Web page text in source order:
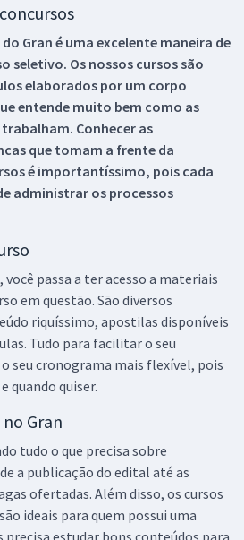
Gran é uma excelente maneira de
seletivo. Os nossos cursos são
elaborados por um corpo
entende muito bem como as
Conhecer as
que tomam a frente da
é importantíssimo, pois cada
administrar os processos
passa a ter acesso a materiais
em questão. São diversos
riquíssimo, apostilas disponíveis
Tudo para facilitar o seu
seu cronograma mais flexível, pois
quando quiser.
Gran
tudo o que precisa sobre
a publicação do edital até as
ofertadas. Além disso, os cursos
ideais para quem possui uma
estudar bons conteúdos para